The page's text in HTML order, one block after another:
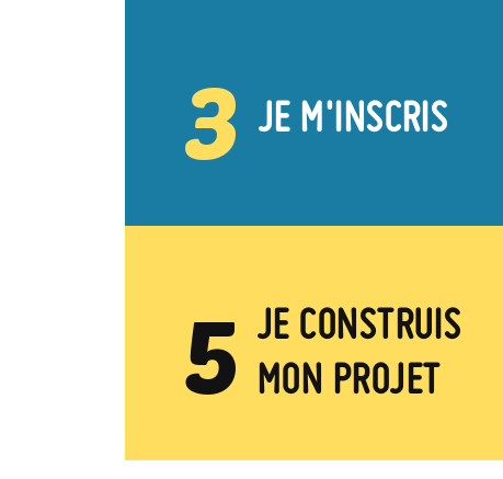
3 JE M'INSCRIS
5 JE CONSTRUIS
MON PROJET